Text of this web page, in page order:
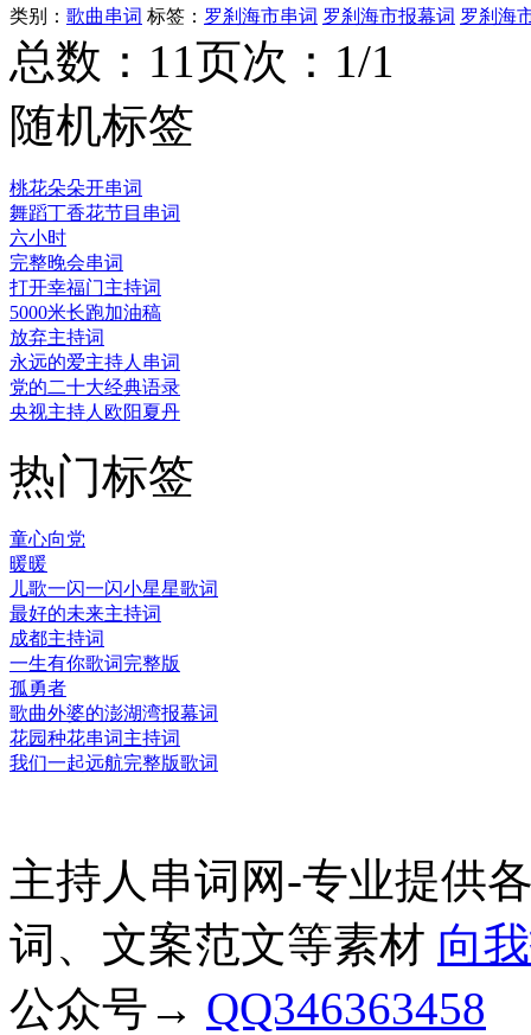
类别： 歌曲串词 标签： 罗刹海市串词 罗刹海市报幕词 罗刹海
总数：11页次：1/1
随机标签
桃花朵朵开串词
舞蹈丁香花节目串词
六小时
完整晚会串词
打开幸福门主持词
5000米长跑加油稿
放弃主持词
永远的爱主持人串词
党的二十大经典语录
央视主持人欧阳夏丹
热门标签
童心向党
暖暖
儿歌一闪一闪小星星歌词
最好的未来主持词
成都主持词
一生有你歌词完整版
孤勇者
歌曲外婆的澎湖湾报幕词
花园种花串词主持词
我们一起远航完整版歌词
主持人串词网-专业提供
词、文案范文等素材 向
公众号→ QQ346363458